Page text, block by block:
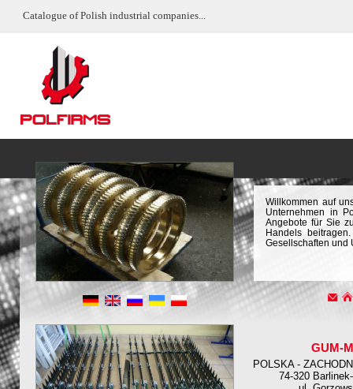
Catalogue of Polish industrial companies...
Willkommen auf
Unternehmen in
Angebote für Sie
Handels
Gesellschaften und
GUM-
POLSKA -
74-320